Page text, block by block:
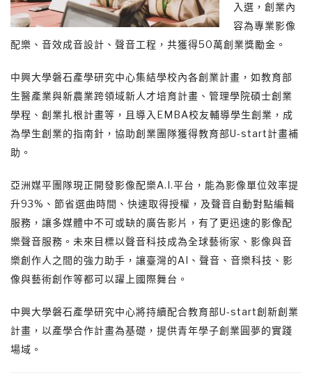
入選，創業內
容為專業影像
配樂、音效成音設計、聲音工程，共獲得50萬創業獎勵金。
中興大學磐石產學研究中心集結學校內各創業計畫，如教育部
生醫產業與新農業跨領域新人才培育計畫、管理學院碩士創業
學程、創業扎根計畫等，且導入EMBA校友輔導學生創業，成
為學生創業的指南針，協助創業團隊獲得教育部U-start計畫補
助。
亞洲媒平團隊現正開發影像配樂A.I.平台，能為影像單位效率提
升93%、節省選曲時間、快速取得授權，及聲音自動對點編輯
服務，讓多媒體中不可或缺的廣告影片，有了更迅速的影像配
樂聲音服務。未來目標以聲音科技成為全球藝術家、影像與音
樂創作人之間的強力助手，讓臺灣的AI、聲音、音樂科技、影
像與藝術創作等都可以躍上國際舞台。
中興大學磐石產學研究中心將持續配合教育部U-start創新創業
計畫，以產學合作計畫為基礎，提供青年學子創業圓夢的實踐
場域。